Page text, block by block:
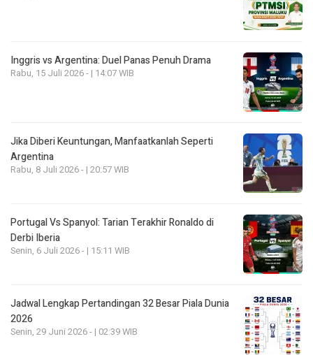
Inggris vs Argentina: Duel Panas Penuh Drama
Rabu, 15 Juli 2026 - | 14:07 WIB
Jika Diberi Keuntungan, Manfaatkanlah Seperti
Argentina
Rabu, 8 Juli 2026 - | 20:57 WIB
Portugal Vs Spanyol: Tarian Terakhir Ronaldo di
Derbi Iberia
Senin, 6 Juli 2026 - | 15:11 WIB
Jadwal Lengkap Pertandingan 32 Besar Piala Dunia
2026
Senin, 29 Juni 2026 - | 02:39 WIB